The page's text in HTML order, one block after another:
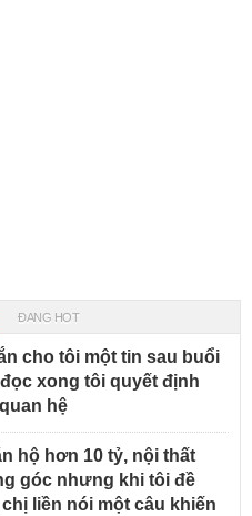
ĐANG HOT
cho tôi một tin sau buổi
xong tôi quyết định
hệ
hộ hơn 10 tỷ, nội thất
góc nhưng khi tôi đề
liền nói một câu khiến